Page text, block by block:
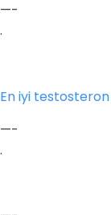
—-
.
En iyi
—-
.